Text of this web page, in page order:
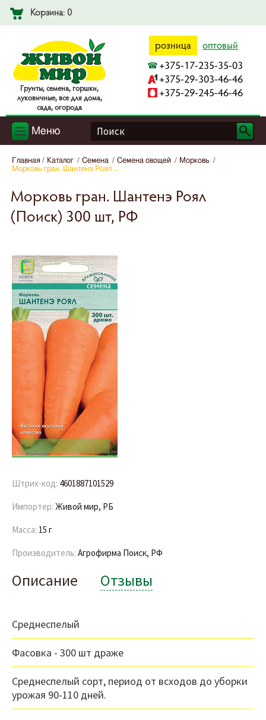
Корзина: 0
Гpyнты, ceмeнa, гopшки,
лyкoвичныe, вce для дoмa,
caдa, oгopoдa
розница оптовый
+375-17-235-35-03
+375-29-303-46-46
+375-29-245-46-46
Меню
Главная Каталог Семена Семена овощей
Морковь
Морковь гран. Шантенэ Роял ...
Морковь гран. Шантенэ Роял
(Поиск) 300 шт, РФ
Штрих-код: 4601887101529
Импортер: Живой мир, РБ
Масса: 15 г
Производитель: Агрофирма Поиск, РФ
Описание Отзывы
Среднеспелый
Фасовка - 300 шт драже
Среднеспелый сорт, период от всходов до уборки
урожая 90-110 дней.